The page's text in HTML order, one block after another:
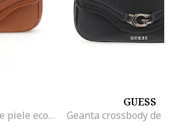
Geanta crossbody de piele ecologica cu clapa, Portocaliu stins
GUESS